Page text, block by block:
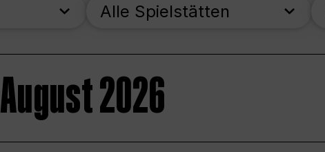
Alle Spielstätten
August 2026